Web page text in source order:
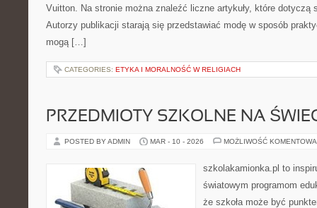
Vuitton. Na stronie można znaleźć liczne artykuły, które dotyczą
Autorzy publikacji starają się przedstawiać modę w sposób
mogą […]
CATEGORIES: ETYKA I MORALNOŚĆ W RELIGIACH
PRZEDMIOTY SZKOLNE NA
POSTED BY ADMIN MAR - 10 - 2026 MOŻLIWOŚĆ
szkolakamionka.pl to
światowym programom
że szkoła może być